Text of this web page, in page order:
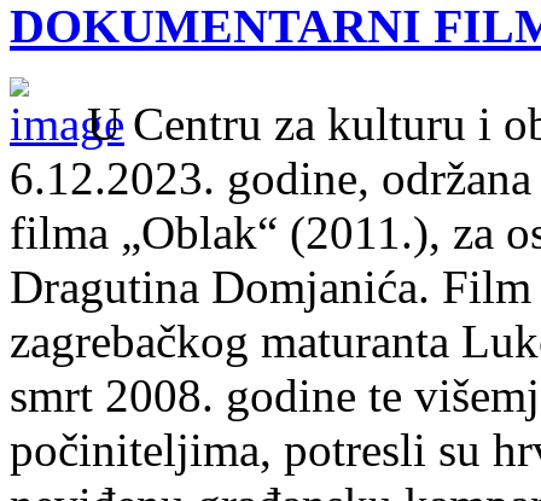
DOKUMENTARNI
U Centru za kulturu i
6.12.2023. godine,
filma „Oblak“ (2011.), za
Dragutina Domjanića.
zagrebačkog maturanta
smrt 2008. godine te
počiniteljima, potresli su